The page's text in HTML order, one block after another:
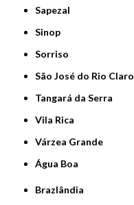
Sapezal
Sinop
Sorriso
São José do Rio Claro
Tangará da Serra
Vila Rica
Várzea Grande
Água Boa
Brazlândia